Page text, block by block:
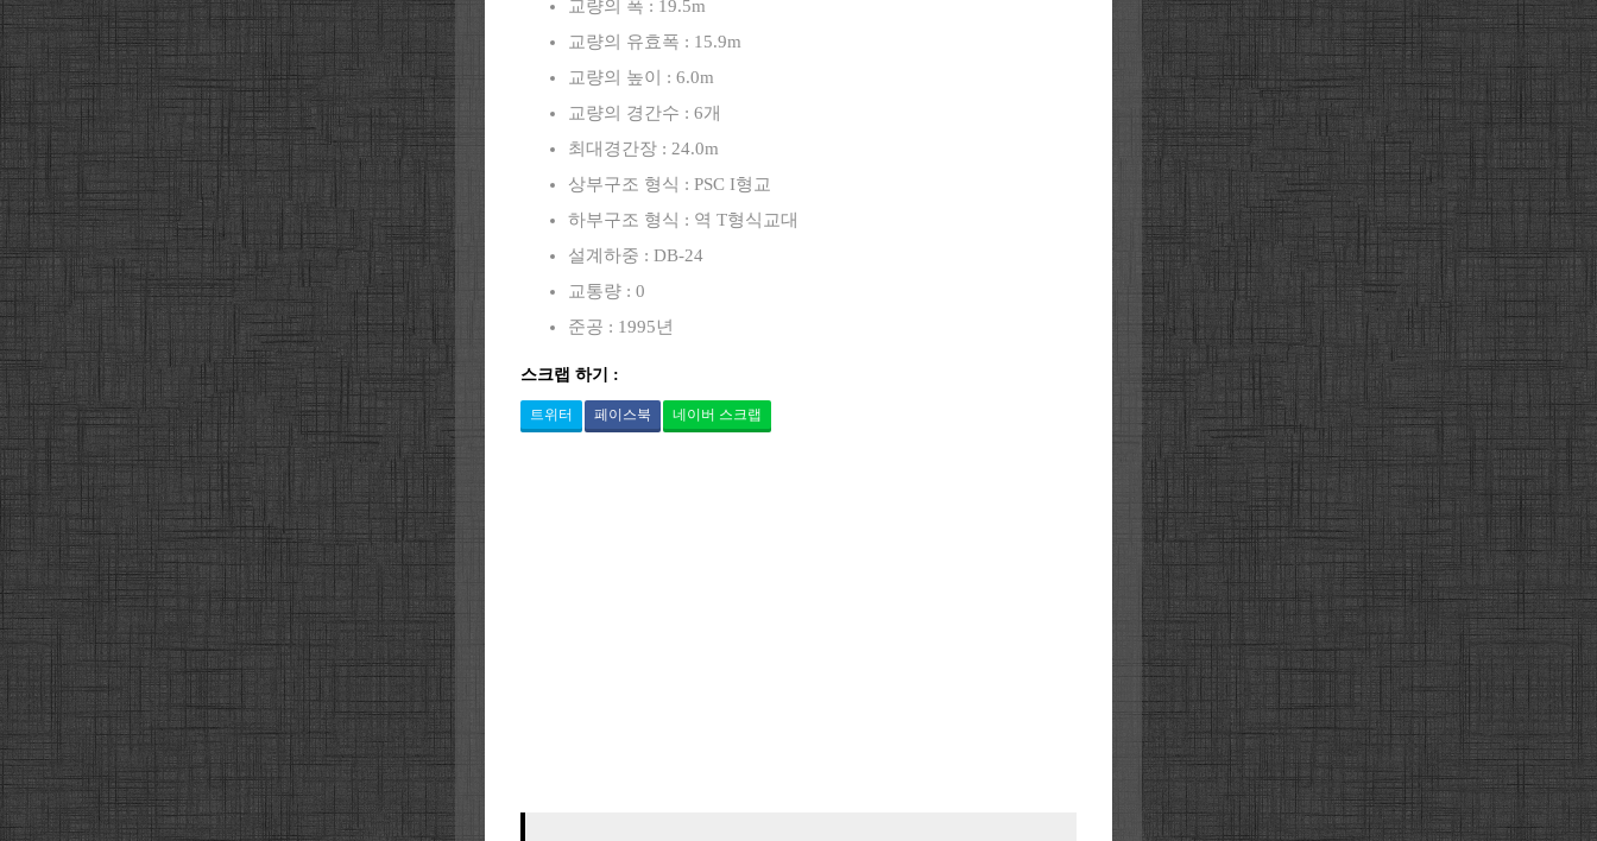
교량의 폭 : 19.5m
교량의 유효폭 : 15.9m
교량의 높이 : 6.0m
교량의 경간수 : 6개
최대경간장 : 24.0m
상부구조 형식 : PSC I형교
하부구조 형식 : 역 T형식교대
설계하중 : DB-24
교통량 : 0
준공 : 1995년
스크랩 하기 :
트위터 페이스북 네이버 스크랩